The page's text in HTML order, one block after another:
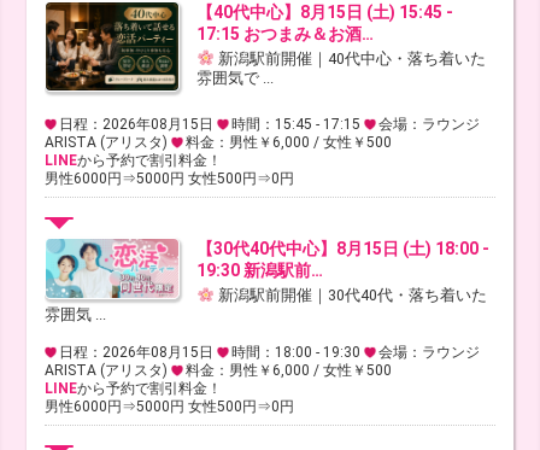
【40代中心】8月15日 (土) 15:45 -
17:15 おつまみ＆お酒…
新潟駅前開催｜40代中心・落ち着いた
雰囲気で ...
日程：2026年08月15日 時間：15:45 - 17:15
会場：ラウンジ
ARISTA (アリスタ)
料金：男性￥6,000 / 女性￥500
LINEから予約で割引料金！
男性6000円⇒5000円 女性500円⇒0円
【30代40代中心】8月15日 (土) 18:00 -
19:30 新潟駅前…
新潟駅前開催｜30代40代・落ち着いた
雰囲気 ...
日程：2026年08月15日 時間：18:00 - 19:30
会場：ラウンジ
ARISTA (アリスタ)
料金：男性￥6,000 / 女性￥500
LINEから予約で割引料金！
男性6000円⇒5000円 女性500円⇒0円